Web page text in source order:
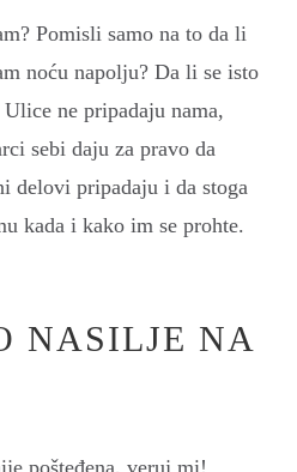
Pomisli samo na to da li
noću napolju? Da li se isto
ne pripadaju nama,
sebi daju za pravo da
delovi pripadaju i da stoga
kada i kako im se prohte.
NASILJE NA
pošteđena, veruj mi!